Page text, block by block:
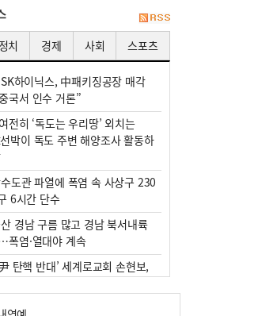
정치 경제 사회 스포츠
하이닉스, 中패키징공장 매각
국서 인수 거론”
전히 ‘독도는 우리땅’ 외치는
박이 독도 주변 해양조사 활동하
도관 파열에 폭염 속 사상구 230
6시간 단수
경남 구름 많고 경남 북서내륙
폭염·열대야 계속
탄핵 반대’ 세계로교회 손현보,
족 사태’ 보도에 격노한 트럼프…